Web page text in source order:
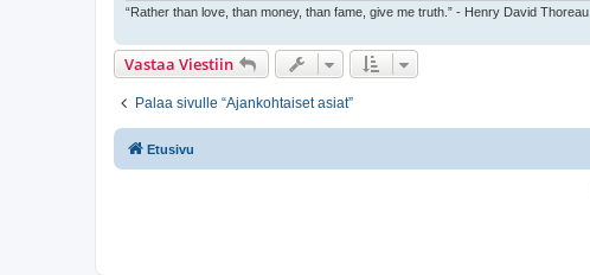
“Rather than love, than money, than fame, give me truth.” - Henry David Thoreau
Vastaa Viestiin
Palaa sivulle “Ajankohtaiset asiat”
Etusivu